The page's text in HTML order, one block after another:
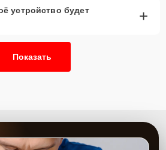
устройство будет
+
Показать